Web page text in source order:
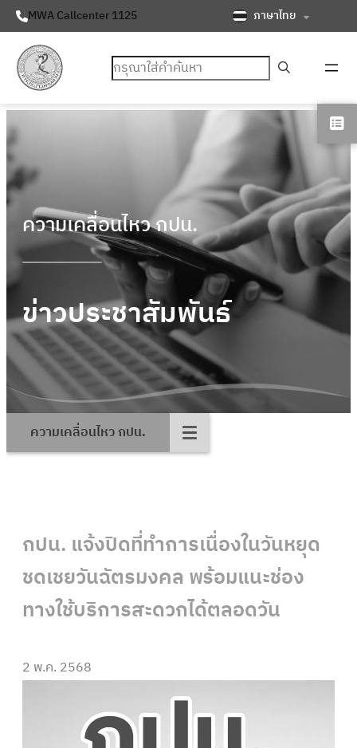
MWA Callcenter 1125 ภาษาไทย
ค้นหา
ความเคลื่อนไหว กปน.
ข่าวประชาสัมพันธ์
ความเคลื่อนไหว กปน.
กปน. แจ้งปิดที่ทำการเนื่องในวันหยุด
ชดเชยวันฉัตรมงคล พร้อมแนะช่อง
ทางใช้บริการสะดวกได้ตลอดวัน
2 พ.ค. 2568